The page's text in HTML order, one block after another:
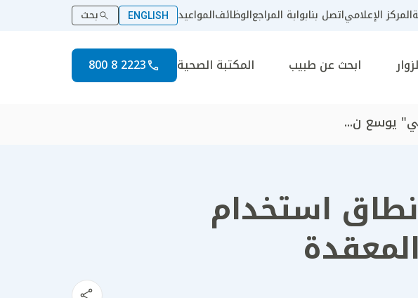
المركز الإعلامياتصل بنابوابة المراجعالوظائفالمواعيد ENGLISH بحث
ابحث عن طبيب المكتبة الصحية 2223 8 800
يوسع ن...
استخدام